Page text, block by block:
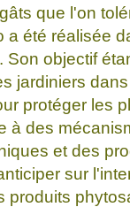
que l'on
a été réalisée
Son objectif
jardiniers
protéger les
à des
et des
sur
produits